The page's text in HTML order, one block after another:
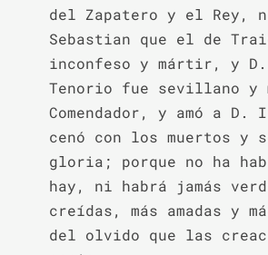
del Zapatero y el Rey,
Sebastian que el de
inconfeso y mártir, y D.
Tenorio fue sevillano y
Comendador, y amó a D.
cenó con los muertos y
gloria; porque no ha
hay, ni habrá jamás
creídas, más amadas y
del olvido que las